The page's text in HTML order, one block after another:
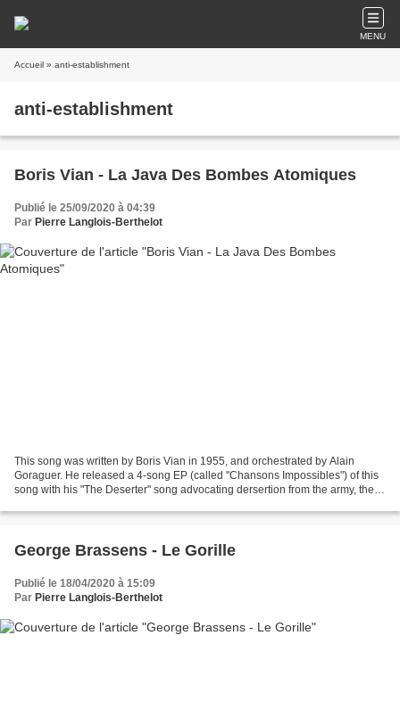
MENU
Accueil » anti-establishment
anti-establishment
Boris Vian - La Java Des Bombes Atomiques
Publié le 25/09/2020 à 04:39
Par Pierre Langlois-Berthelot
This song was written by Boris Vian in 1955, and orchestrated by Alain
Goraguer. He released a 4-song EP (called "Chansons Impossibles") of this
song with his "The Deserter" song advocating dersertion from the army, then
George Brassens - Le Gorille
Publié le 18/04/2020 à 15:09
Par Pierre Langlois-Berthelot